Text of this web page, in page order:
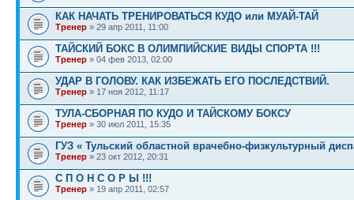
КАК НАЧАТЬ ТРЕНИРОВАТЬСЯ КУДО или МУАЙ-ТАЙ
Тренер » 29 апр 2011, 11:00
ТАЙСКИЙ БОКС В ОЛИМПИЙСКИЕ ВИДЫ СПОРТА !!!
Тренер » 04 фев 2013, 02:00
УДАР В ГОЛОВУ. КАК ИЗБЕЖАТЬ ЕГО ПОСЛЕДСТВИЙ.
Тренер » 17 ноя 2012, 11:17
ТУЛА-СБОРНАЯ ПО КУДО И ТАЙСКОМУ БОКСУ
Тренер » 30 июл 2011, 15:35
ГУЗ « Тульский областной врачебно-физкультурный
Тренер » 23 окт 2012, 20:31
С П О Н С О Р Ы !!!
Тренер » 19 апр 2011, 02:57